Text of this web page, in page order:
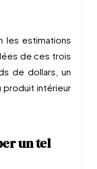
les estimations
de ces trois
de dollars, un
produit intérieur
un tel